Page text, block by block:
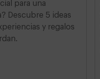
para una
Descubre 5 ideas
y regalos